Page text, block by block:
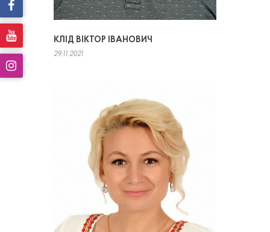
КЛІД ВІКТОР ІВАНОВИЧ
29.11.2021